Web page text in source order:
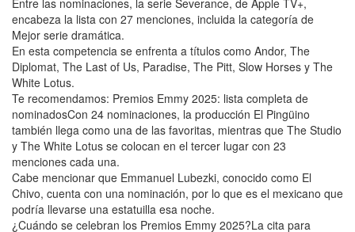
encabeza la lista con 27 menciones, incluida la categoría de
Mejor serie dramática.
En esta competencia se enfrenta a títulos como Andor, The
Diplomat, The Last of Us, Paradise, The Pitt, Slow Horses y The
White Lotus.
Te recomendamos: Premios Emmy 2025: lista completa de
nominadosCon 24 nominaciones, la producción El Pingüino
también llega como una de las favoritas, mientras que The Studio
y The White Lotus se colocan en el tercer lugar con 23
menciones cada una.
Cabe mencionar que Emmanuel Lubezki, conocido como El
Chivo, cuenta con una nominación, por lo que es el mexicano que
podría llevarse una estatuilla esa noche.
¿Cuándo se celebran los Premios Emmy 2025?La cita para